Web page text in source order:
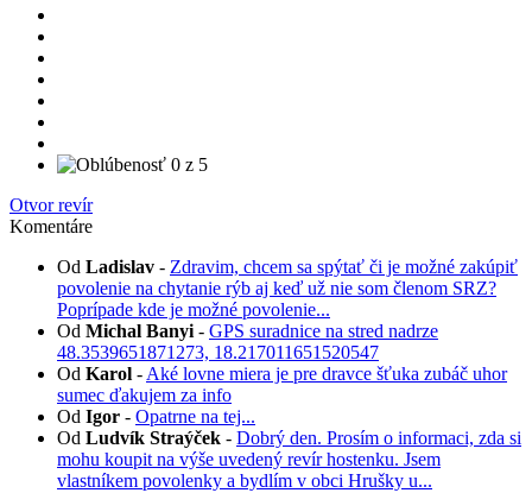
Otvor revír
Komentáre
Od Ladislav - Zdravim, chcem sa spýtať či je možné zakúpiť
povolenie na chytanie rýb aj keď už nie som členom SRZ?
Poprípade kde je možné povolenie...
Od Michal Banyi - GPS suradnice na stred nadrze
48.3539651871273, 18.217011651520547
Od Karol - Aké lovne miera je pre dravce šťuka zubáč uhor
sumec ďakujem za info
Od Igor - Opatrne na tej...
Od Ludvík Straýček - Dobrý den. Prosím o informaci, zda si
mohu koupit na výše uvedený revír hostenku. Jsem
vlastníkem povolenky a bydlím v obci Hrušky u...